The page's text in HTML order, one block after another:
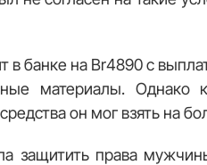
в банке на Br4890 с
материалы. Однако
он мог взять на
защитить права